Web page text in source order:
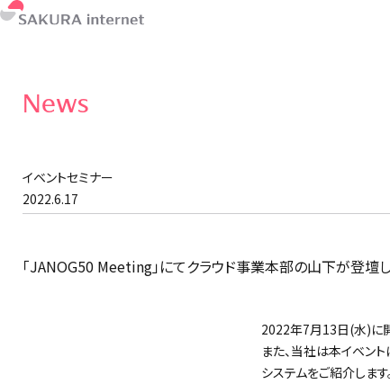
News
イベントセミナー
2022.6.17
「JANOG50 Meeting」にてクラウド事業本部の山下が登壇
2022年7月13日(水)に
また、当社は本イベン
システムをご紹介します